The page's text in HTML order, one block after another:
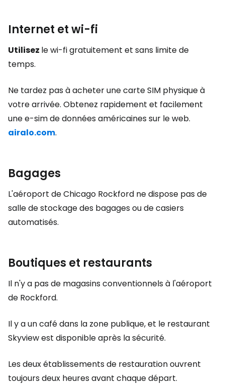
Internet et wi-fi
Utilisez le wi-fi gratuitement et sans limite de
temps.
Ne tardez pas à acheter une carte SIM physique à
votre arrivée. Obtenez rapidement et facilement
une e-sim de données américaines sur le web.
airalo.com.
Bagages
L'aéroport de Chicago Rockford ne dispose pas de
salle de stockage des bagages ou de casiers
automatisés.
Boutiques et restaurants
Il n'y a pas de magasins conventionnels à l'aéroport
de Rockford.
Il y a un café dans la zone publique, et le restaurant
Skyview est disponible après la sécurité.
Les deux établissements de restauration ouvrent
toujours deux heures avant chaque départ.